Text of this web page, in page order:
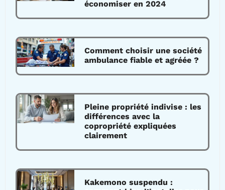
économiser en 2024
Comment choisir une société
ambulance fiable et agréée ?
Pleine propriété indivise : les
différences avec la
copropriété expliquées
clairement
Kakemono suspendu :